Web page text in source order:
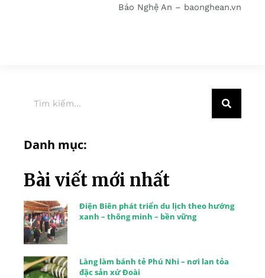
Báo Nghệ An – baonghean.vn
Danh mục:
Bài viết mới nhất
Điện Biên phát triển du lịch theo hướng
xanh – thông minh – bền vững
Làng làm bánh tẻ Phú Nhi – nơi lan tỏa
đặc sản xứ Đoài